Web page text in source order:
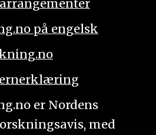
arrangementer
på engelsk
er Nordens
med